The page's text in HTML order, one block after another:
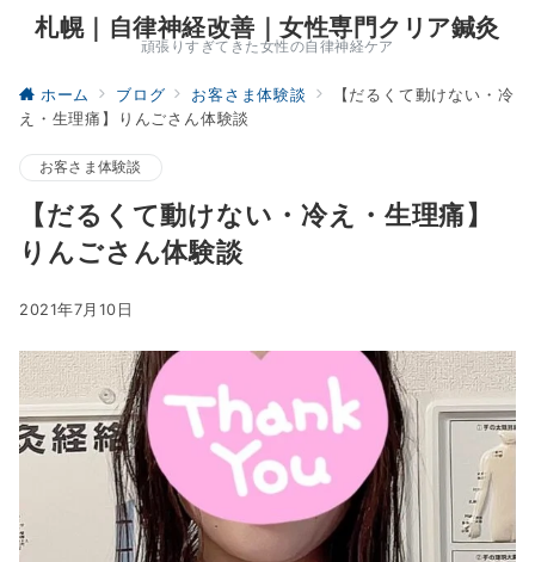
札幌｜自律神経改善｜女性専門クリア鍼灸
頑張りすぎてきた女性の自律神経ケア
ホーム ブログ お客さま体験談
【だるくて動けない・冷
え・生理痛】りんごさん体験談
お客さま体験談
【だるくて動けない・冷え・生理痛】
りんごさん体験談
2021年7月10日